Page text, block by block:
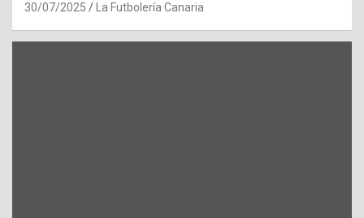
30/07/2025 La Futbolería Canaria